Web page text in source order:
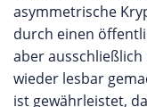
asymmetrische
durch einen
aber
wieder lesbar
ist gewährleistet,